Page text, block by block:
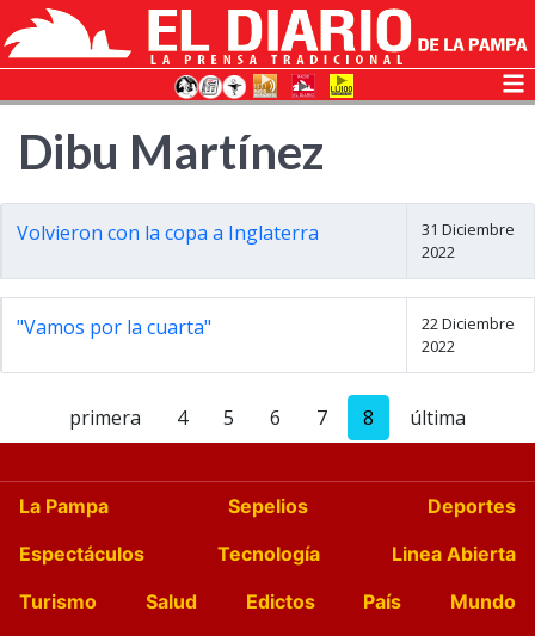
Dibu Martínez
Volvieron con la copa a Inglaterra
31 Diciembre
2022
"Vamos por la cuarta"
22 Diciembre
2022
primera 4 5 6 7 8 última
La Pampa Sepelios
Deportes
Espectáculos
Tecnología
Linea Abierta
Turismo
Salud Edictos País
Mundo